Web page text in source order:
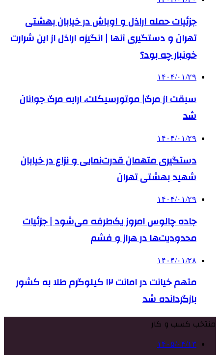
جزئیات حمله اراذل و اوباش در خیابان بهشتی
تهران و دستگیری آنها | انگیزه اراذل از این شرارت
خونبار چه بود؟
۱۴۰۴/۰۱/۲۹
سبقت از مرگ| موتورسیکلت، ارابه مرگ جوانان
شد
۱۴۰۴/۰۱/۲۹
دستگیری متهمان قدرت‌نمایی و نزاع در خیابان
شهید بهشتی تهران
۱۴۰۴/۰۱/۲۹
جاده چالوس امروز یک‌طرفه می‌شود | جزئیات
محدودیت‌ها در هراز و فشم
۱۴۰۴/۰۱/۲۸
متهم خیانت در امانت ۱۲ کیلوگرم طلا به کشور
بازگردانده شد
منتخب کسب و کار
۱۴۰۵/۰۴/۱۳